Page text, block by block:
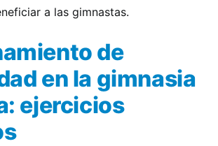
a las gimnastas.
de
en la gimnasia
ejercicios